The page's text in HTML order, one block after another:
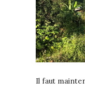
Il faut